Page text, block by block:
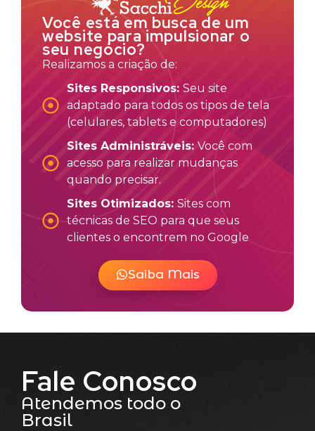
Você está em busca de um
website para impulsionar o
seu negócio?
Realizamos a criação de:
Sites Responsivos: Seu site
adaptado para todos os tipos de tela
(celulares, tablets e computadores)
Sites Administráveis: Você com
acesso para realizar mudanças
quando precisar.
Sites Otimizados: Sites com
técnicas de SEO para que seus
clientes o encontrem no Google
Saiba Mais
Fale Conosco
Atendemos todo o
Brasil